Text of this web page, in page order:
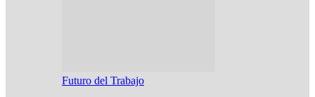
Futuro del Trabajo